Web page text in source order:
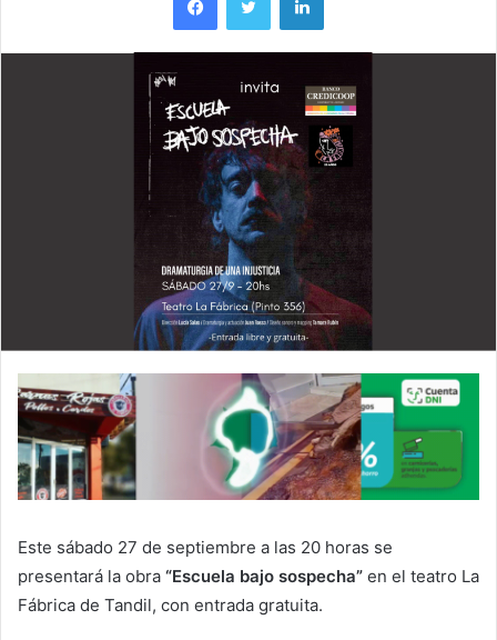
Este sábado 27 de septiembre a las 20 horas se
presentará la obra “Escuela bajo sospecha” en el teatro La
Fábrica de Tandil, con entrada gratuita.